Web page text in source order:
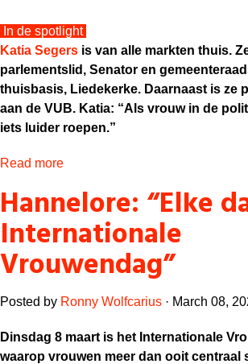
In de spotlight
Katia Segers is van alle markten thuis.
parlementslid, Senator en
thuisbasis, Liedekerke. Daarnaast is ze
aan de VUB. Katia: “Als vrouw in de
iets luider roepen.”
Read more
Hannelore: “Elke
Internationale
Vrouwendag”
Posted by Ronny Wolfcarius · March 08,
Dinsdag 8 maart is het Internationale
waarop vrouwen meer dan ooit centraal